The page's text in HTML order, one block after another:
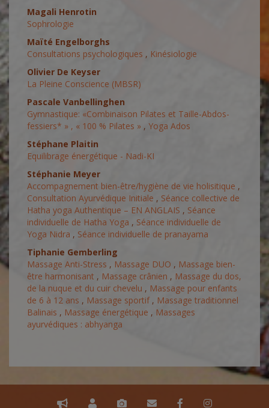
Magali Henrotin
Sophrologie
Maïté Engelborghs
Consultations psychologiques , Kinésiologie
Olivier De Keyser
La Pleine Conscience (MBSR)
Pascale Vanbellinghen
Gymnastique: «Combinaison Pilates et Taille-Abdos-
fessiers* » , « 100 % Pilates » , Yoga Ados
Stéphane Plaitin
Equilibrage énergétique - Nadi-KI
Stéphanie Meyer
Accompagnement bien-être/hygiène de vie holisitique ,
Consultation Ayurvédique Initiale , Séance collective de
Hatha yoga Authentique – EN ANGLAIS , Séance
individuelle de Hatha Yoga , Séance individuelle de
Yoga Nidra , Séance individuelle de pranayama
Tiphanie Gemberling
Massage Anti-Stress , Massage DUO , Massage bien-
être harmonisant , Massage crânien , Massage du dos,
de la nuque et du cuir chevelu , Massage pour enfants
de 6 à 12 ans , Massage sportif , Massage traditionnel
Balinais , Massage énergétique , Massages
ayurvédiques : abhyanga